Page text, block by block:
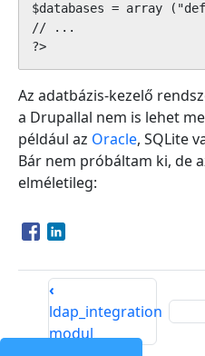
$databases = array
// ...
Az adatbázis-kezelő
a Drupallal nem is lehet
például az Oracle, SQLite
Bár nem próbáltam ki, de
elméletileg:
Opens in a new window
Opens in a new
‹
ldap_integration
modul